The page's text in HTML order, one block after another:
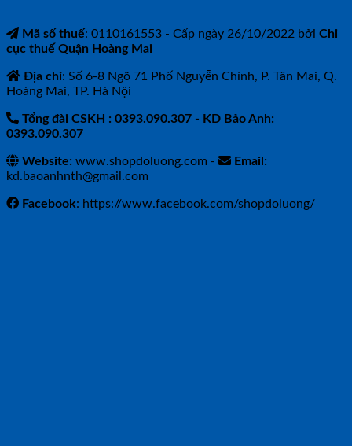
Mã số thuế: 0110161553 - Cấp ngày 26/10/2022 bởi Chi
cục thuế Quận Hoàng Mai
Địa chỉ: Số 6-8 Ngõ 71 Phố Nguyễn Chính, P. Tân Mai, Q.
Hoàng Mai, TP. Hà Nội
Tổng đài CSKH : 0393.090.307 - KD Bảo Anh:
0393.090.307
Website: www.shopdoluong.com -
Email:
kd.baoanhnth@gmail.com
Facebook: https://www.facebook.com/shopdoluong/